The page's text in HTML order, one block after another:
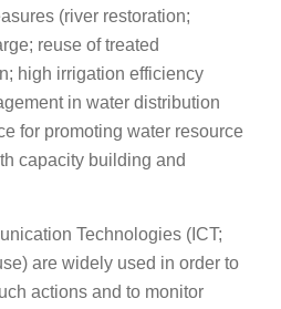
(river restoration;
reuse of treated
high irrigation efficiency
in water distribution
for promoting water resource
capacity building and
Technologies (ICT;
are widely used in order to
actions and to monitor